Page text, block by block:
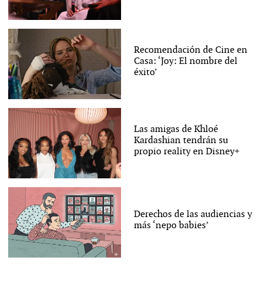
Recomendación de Cine en
Casa: ‘Joy: El nombre del
éxito’
Las amigas de Khloé
Kardashian tendrán su
propio reality en Disney+
Derechos de las audiencias y
más ‘nepo babies’